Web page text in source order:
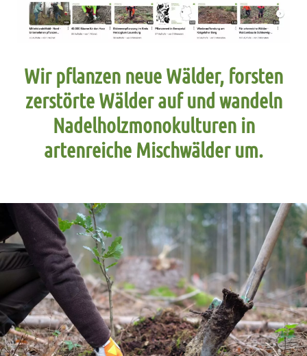
Wir pflanzen neue Wälder, forsten
zerstörte Wälder auf und wandeln
Nadelholzmonokulturen in
artenreiche Mischwälder um.